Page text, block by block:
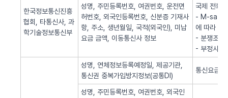
한국정보통신진흥
협회, 타통신사, 과
학기술정보통신부
성명, 주민등록번호, 여권번호, 운전면
허번호, 외국인등록번호, 신분증 기재사
항, 주소, 생년월일, 국적(외국인), 미납
요금 금액, 이동통신사 정보
국제 전화
- M-safer
에 따라
- 분쟁조정
- 부정사용
성명, 연체정보등록예정일, 제공기관,
통신권 중복가입방지정보(공통DI)
통신요금
성명, 주민등록번호, 여권번호, 외국인